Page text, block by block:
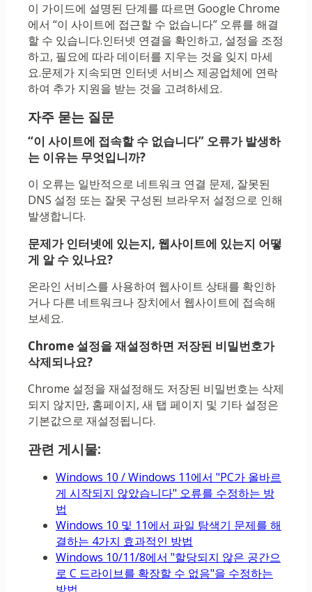
이 가이드에 설명된 단계를 따르면 Google Chrome
에서 “이 사이트에 접근할 수 없습니다” 오류를 해결
할 수 있습니다.인터넷 연결을 확인하고, 설정을 조정
하고, 필요에 따라 데이터를 지우는 것을 잊지 마세
요.문제가 지속되면 인터넷 서비스 제공업체에 연락
하여 추가 지원을 받는 것을 고려하세요.
자주 묻는 질문
“이 사이트에 접속할 수 없습니다” 오류가 발생하
는 이유는 무엇입니까?
이 오류는 일반적으로 네트워크 연결 문제, 잘못된
DNS 설정 또는 잘못 구성된 브라우저 설정으로 인해
발생합니다.
문제가 인터넷에 있는지, 웹사이트에 있는지 어떻
게 알 수 있나요?
온라인 서비스를 사용하여 웹사이트 상태를 확인하
거나 다른 네트워크나 장치에서 웹사이트에 접속해
보세요.
Chrome 설정을 재설정하면 저장된 비밀번호가
삭제되나요?
Chrome 설정을 재설정해도 저장된 비밀번호는 삭제
되지 않지만, 홈페이지, 새 탭 페이지 및 기타 설정은
기본값으로 재설정됩니다.
관련 게시물:
Windows 10 / Windows 11에서 "PC가 올바르
게 시작되지 않았습니다" 오류를 수정하는 방
법
Windows 10 및 11에서 파일 탐색기 문제를 해
결하는 4가지 효과적인 방법
Windows 10/11/8에서 "할당되지 않은 공간으
로 C 드라이브를 확장할 수 없음"을 수정하는